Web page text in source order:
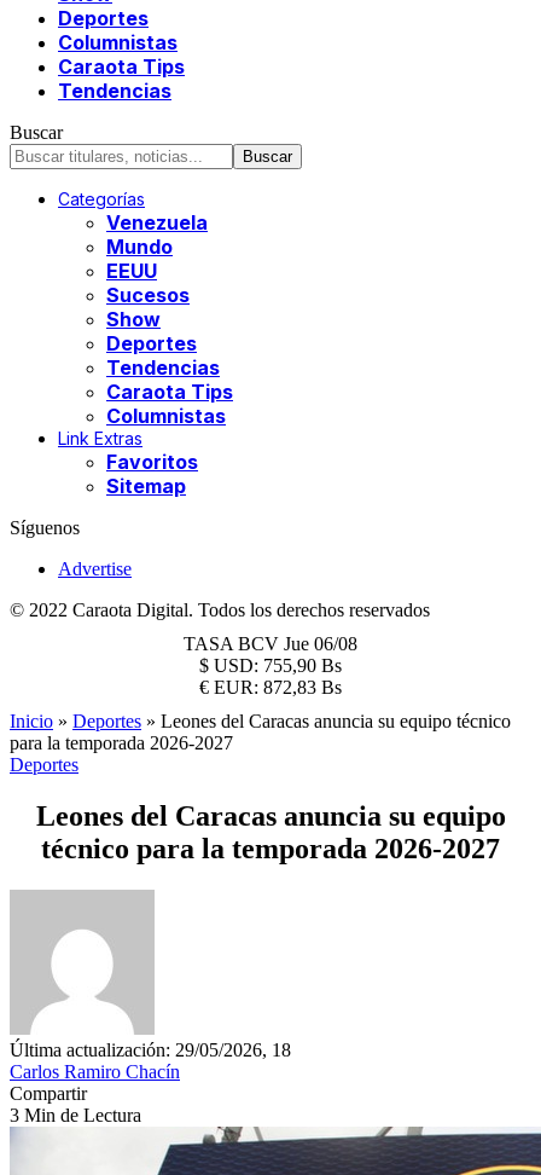
Deportes
Columnistas
Caraota Tips
Tendencias
Buscar
Categorías
Venezuela
Mundo
EEUU
Sucesos
Show
Deportes
Tendencias
Caraota Tips
Columnistas
Link Extras
Favoritos
Sitemap
Síguenos
Advertise
© 2022 Caraota Digital. Todos los derechos reservados
TASA BCV Jue 06/08
$ USD: 755,90 Bs
€ EUR: 872,83 Bs
Inicio » Deportes » Leones del Caracas anuncia su equipo técnico
para la temporada 2026-2027
Deportes
Leones del Caracas anuncia su equipo
técnico para la temporada 2026-2027
Última actualización: 29/05/2026, 18
Carlos Ramiro Chacín
Compartir
3 Min de Lectura